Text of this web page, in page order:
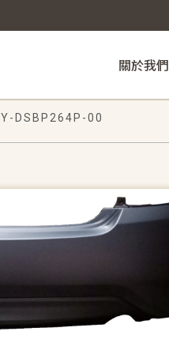
關於我們
Y-DSBP264P-00